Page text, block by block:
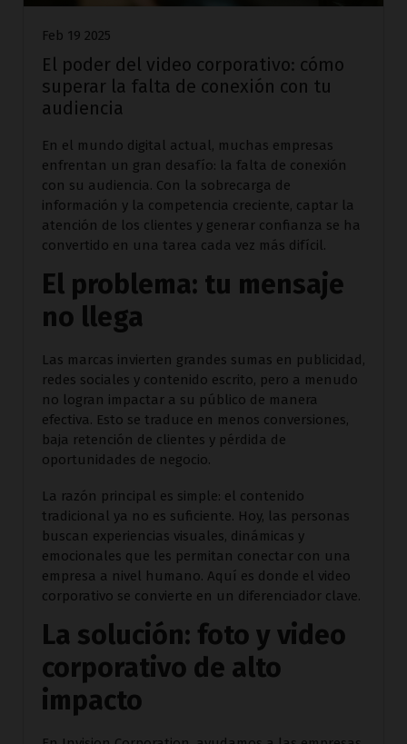
Feb 19 2025
El poder del video corporativo: cómo
superar la falta de conexión con tu
audiencia
En el mundo digital actual, muchas empresas
enfrentan un gran desafío: la falta de conexión
con su audiencia. Con la sobrecarga de
información y la competencia creciente, captar la
atención de los clientes y generar confianza se ha
convertido en una tarea cada vez más difícil.
El problema: tu mensaje
no llega
Las marcas invierten grandes sumas en publicidad,
redes sociales y contenido escrito, pero a menudo
no logran impactar a su público de manera
efectiva. Esto se traduce en menos conversiones,
baja retención de clientes y pérdida de
oportunidades de negocio.
La razón principal es simple: el contenido
tradicional ya no es suficiente. Hoy, las personas
buscan experiencias visuales, dinámicas y
emocionales que les permitan conectar con una
empresa a nivel humano. Aquí es donde el video
corporativo se convierte en un diferenciador clave.
La solución: foto y video
corporativo de alto
impacto